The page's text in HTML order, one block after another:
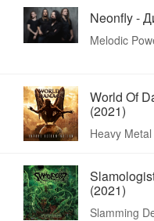
Neonfly -
Melodic
World Of
(2021)
Heavy
(2021)
Slamming